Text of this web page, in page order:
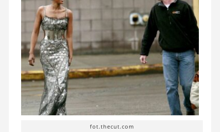
fot.thecut.com